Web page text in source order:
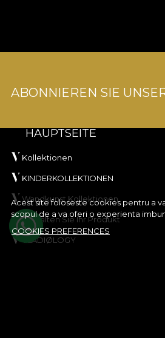
Acest site foloseste cookies pentru a
scopul de a va oferi o experienta
COOKIES PREFERENCES
ABONNIEREN SIE
HAUPTSEITE
Kollektionen
KINDERKOLLEKTIONEN
Wandkunst Kollektionen
Gestalten Sie Ihr Produkt
VLADIØLOGY